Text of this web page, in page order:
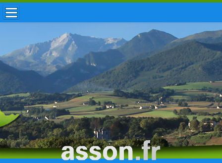
ACCUEIL / INFOS
MUNICIPALITÉ
VIE LOCALE
ENFANCE
TOURISME
HISTOIRE